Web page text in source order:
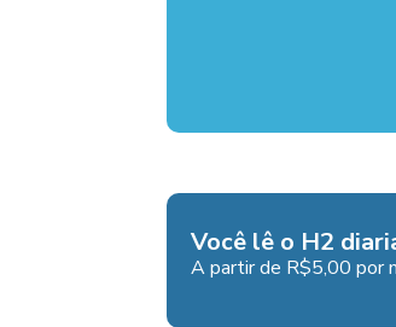
Você lê o H2
A partir de R$5,00 por